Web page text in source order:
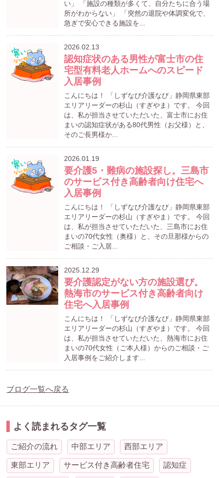
い」 「施設の種類が多くて、自分たちに合う場
所がわからない」 「突然の退院や体調変化で、
急ぎで安心できる施設を...
2026.02.13
認知症状のある男性が富士市の住
宅型有料老人ホームへのスピード
入居事例
こんにちは！ 「しずなび介護なび」静岡県東部
エリアリーダーの杉山（すぎやま）です。 今回
は、私が担当させていただいた、富士市にお住
まいの認知症状がある80代男性（お父様）と、
そのご長男様か...
2026.01.19
要介護5・難病の施設探し。三島市
のサービス付き高齢者向け住宅へ
入居事例
こんにちは！ 「しずなび介護なび」静岡県東部
エリアリーダーの杉山（すぎやま）です。 今回
は、私が担当させていただいた、三島市にお住
まいの70代女性（奥様）と、その旦那様からの
ご相談・ご入居...
2025.12.29
要介護認定がない方の施設選び。
熱海市のサービス付き高齢者向け
住宅へ入居事例
こんにちは！ 「しずなび介護なび」静岡県東部
エリアリーダーの杉山（すぎやま）です。 今回
は、私が担当させていただいた、熱海市にお住
まいの70代女性（ご本人様）からのご相談・ご
入居事例をご紹介します...
ブログ一覧へ戻る
よく読まれるタグ一覧
ご紹介の流れ 中部エリア 西部エリア
東部エリア サービス付き高齢者住宅 認知症